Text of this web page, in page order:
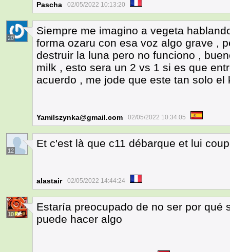
Pascha 02/05/2022 10:13:20
20
Siempre me imagino a vegeta
forma ozaru con esa voz algo grave ,
destruir la luna pero no funciono ,
milk , esto sera un 2 vs 1 si es que
acuerdo , me jode que este tan solo
Yamilszynka@gmail.com 02/05/2022 10:34:05
12
Et c'est là que c11 débarque et lui
alastair 02/05/2022 14:44:24
10
Estaría preocupado de no ser por qué
puede hacer algo